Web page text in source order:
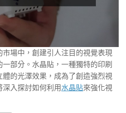
場中，創建引人注目的視覺表現
部分。水晶貼，一種獨特的印刷
的光澤效果，成為了創造強烈視
深入探討如何利用水晶貼來強化視